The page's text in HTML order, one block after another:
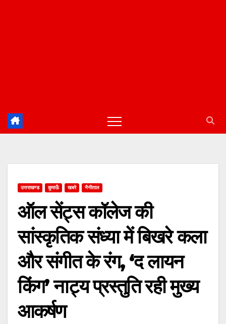
उत्तराखण्ड कुमाऊँ खबरे नैनीताल
ऑल सेंट्स कॉलेज की
सांस्कृतिक संध्या में बिखरे कला
और संगीत के रंग, ‘द लायन
किंग’ नाट्य प्रस्तुति रही मुख्य
आकर्षण